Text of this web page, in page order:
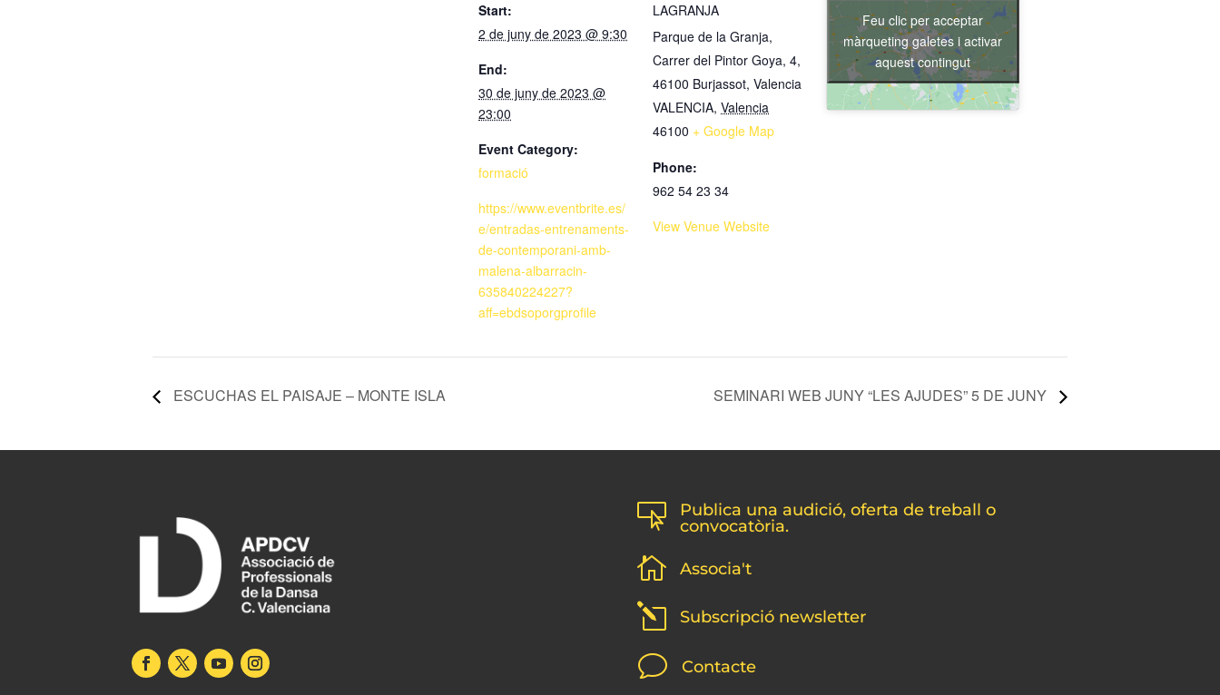
Start:
2 de juny de 2023 @ 9:30
End:
30 de juny de 2023 @
23:00
Event Category:
formació
https://www.eventbrite.es/
e/entradas-entrenaments-
de-contemporani-amb-
malena-albarracin-
635840224227?
aff=ebdsoporgprofile
LAGRANJA
Parque de la Granja,
Carrer del Pintor Goya, 4,
46100 Burjassot, Valencia
VALENCIA, Valencia
46100 + Google Map
Phone:
962 54 23 34
View Venue Website
Feu clic per acceptar
màrqueting galetes i activar
aquest contingut
ESCUCHAS EL PAISAJE – MONTE ISLA SEMINARI WEB JUNY “LES AJUDES” 5 DE JUNY

Publica una audició, oferta de treball o
convocatòria.
 Associa't
l Subscripció newsletter
v Contacte